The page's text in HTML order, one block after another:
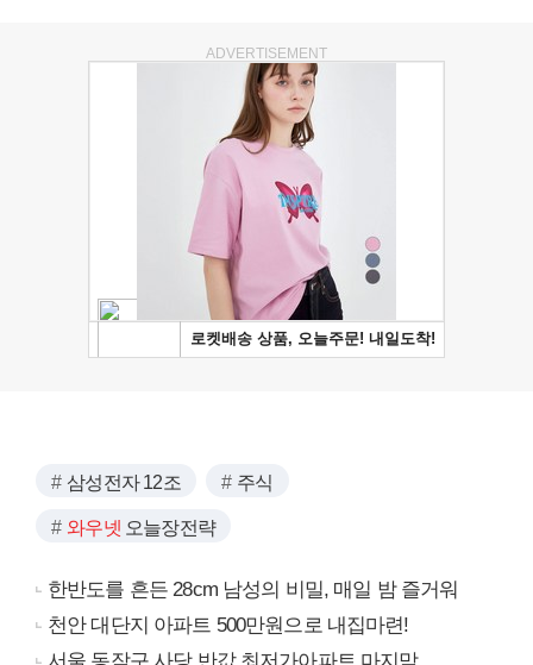
ADVERTISEMENT
삼성전자 12조 주식
와우넷 오늘장전략
한반도를 흔든 28cm 남성의 비밀, 매일 밤 즐거워
천안 대단지 아파트 500만원으로 내집마련!